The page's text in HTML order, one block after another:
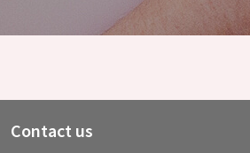
Contact us